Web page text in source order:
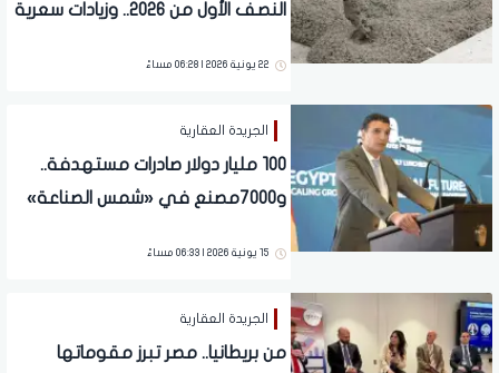
النصف الأول من 2026.. وزيادات سعرية
22 يونية 2026 | 06:28 مساءً
الجريدة العقارية
100 مليار دولار صادرات مستهدفة..
و7000مصنع في «شمس الصناعة»
الصناعية
15 يونية 2026 | 06:33 مساءً
الجريدة العقارية
من بريطانيا.. مصر تبرز مقوماتها